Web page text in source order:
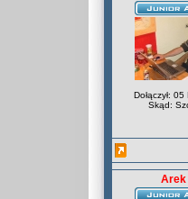
Dołączył:
Skąd:
Arek